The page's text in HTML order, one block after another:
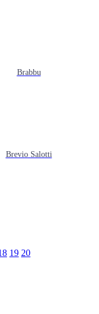
Brabbu
Brevio Salotti
19 20